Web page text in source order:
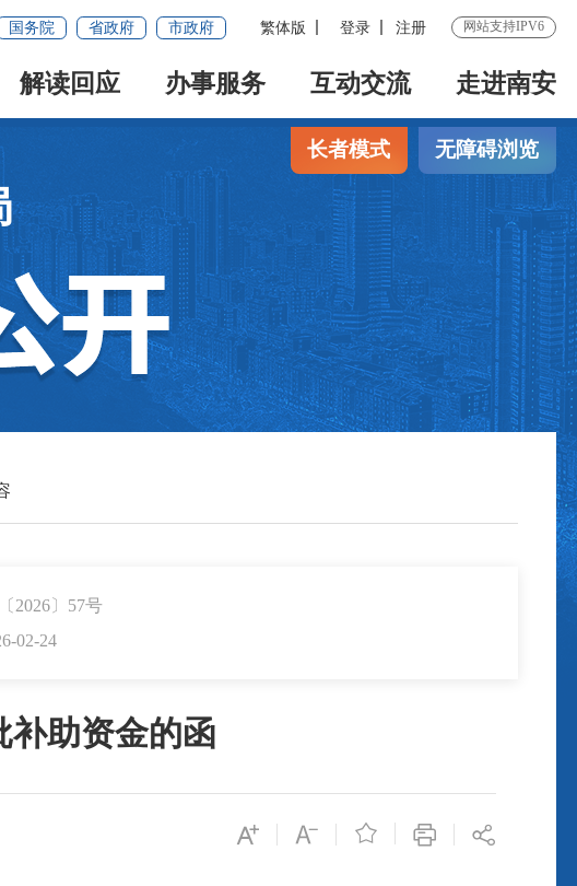
国务院 省政府 市政府 繁体版 登录 注册 网站支持IPV6
解读回应 办事服务 互动交流 走进南安
长者模式 无障碍浏览
2026〕57号
02-24
补助资金的函
